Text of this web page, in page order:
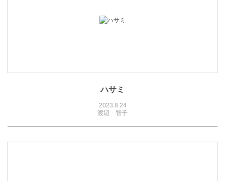
ハサミ
2023.8.24
渡辺 智子